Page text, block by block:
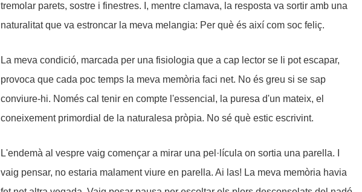
tremolar parets, sostre i finestres. I, mentre clamava, la resposta va sortir amb una
naturalitat que va estroncar la meva melangia: Per què és així com soc feliç.
La meva condició, marcada per una fisiologia que a cap lector se li pot escapar,
provoca que cada poc temps la meva memòria faci net. No és greu si se sap
conviure-hi. Només cal tenir en compte l'essencial, la puresa d'un mateix, el
coneixement primordial de la naturalesa pròpia. No sé què estic escrivint.
L'endemà al vespre vaig començar a mirar una pel·lícula on sortia una parella. I
vaig pensar, no estaria malament viure en parella. Ai las! La meva memòria havia